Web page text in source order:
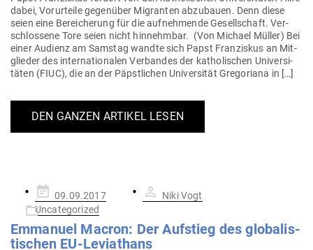
dabei, Vor­ur­teile gegenüber Migranten abzu­bauen. Denn diese
seien eine Berei­cherung für die auf­neh­mende Gesell­schaft. Ver­
schlossene Tore seien nicht hin­nehmbar. (Von Michael Müller) Bei
einer Audienz am Samstag wandte sich Papst Fran­ziskus an Mit­
glieder des inter­na­tio­nalen Ver­bandes der katho­li­schen Uni­ver­si­
täten (FIUC), die an der Päpst­lichen Uni­ver­sität Gre­go­riana in […]
DEN GANZEN ARTIKEL LESEN
Gepostet
am
09.09.2017
Niki Vogt
Uncategorized
Emmanuel Macron: Der Auf­stieg des glo­ba­lis­
ti­schen EU-Leviathans